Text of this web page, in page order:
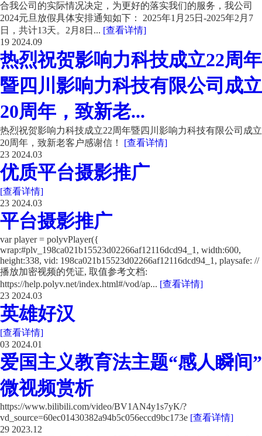
合我公司的实际情况决定，为更好的落实我们的服务，我公司
2024元旦放假具体安排通知如下： 2025年1月25日-2025年2月7
日，共计13天。2月8日... [查看详情]
19 2024.09
热烈祝贺影响力科技成立22周年
暨四川影响力科技有限公司成立
20周年，致新老...
热烈祝贺影响力科技成立22周年暨四川影响力科技有限公司成立
20周年，致新老客户感谢信！ [查看详情]
23 2024.03
优质平台摄影推广
[查看详情]
23 2024.03
平台摄影推广
var player = polyvPlayer({
wrap:#plv_198ca021b15523d02266af12116dcd94_1, width:600,
height:338, vid: 198ca021b15523d02266af12116dcd94_1, playsafe: //
播放加密视频的凭证, 取值参考文档:
https://help.polyv.net/index.html#/vod/ap... [查看详情]
23 2024.03
英雄好汉
[查看详情]
03 2024.01
爱国主义教育法主题“感人瞬间”
微视频赏析
https://www.bilibili.com/video/BV1AN4y1s7yK/?
vd_source=60ec01430382a94b5c056eccd9bc173e [查看详情]
29 2023.12